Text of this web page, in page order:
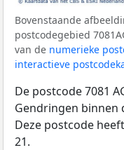
Bovenstaande
postcodegebied
van de numerieke
interactieve
De postcode 7081
Gendringen binnen
Deze postcode
21.